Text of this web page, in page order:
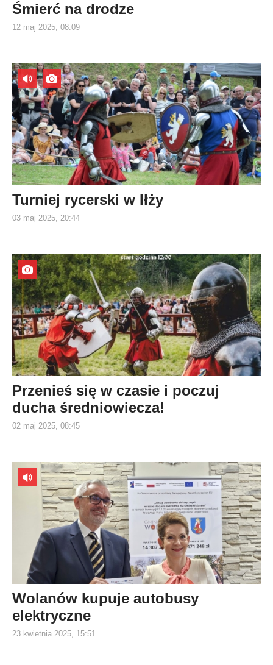
Śmierć na drodze
12 maj 2025, 08:09
Turniej rycerski w Iłży
03 maj 2025, 20:44
Przenieś się w czasie i poczuj
ducha średniowiecza!
02 maj 2025, 08:45
Wolanów kupuje autobusy
elektryczne
23 kwietnia 2025, 15:51